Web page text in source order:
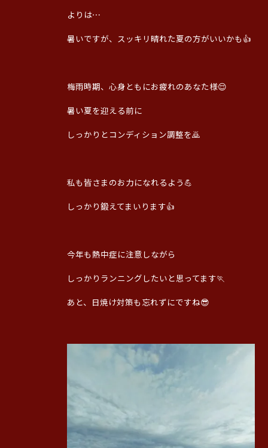
よりは⋯
暑いですが、スッキリ晴れた夏の方がいいかも👍
梅雨時期、心身ともにお疲れのあなた様😌
暑い夏を迎える前に
しっかりとコンディション調整を🙇
私も皆さまのお力になれるよう💪
しっかり鍛えてまいります👍
今年も熱中症に注意しながら
しっかりランニングしたいと思ってます🏃
あと、日焼け対策も忘れずにですね😎